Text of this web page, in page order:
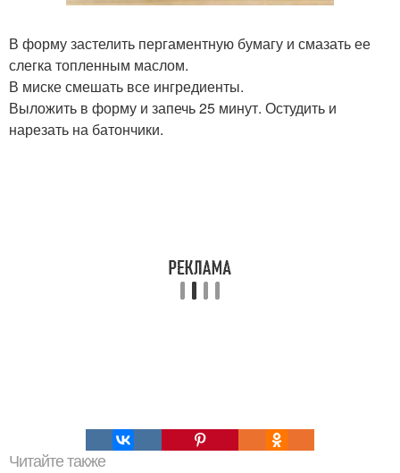
В форму застелить пергаментную бумагу и смазать ее
слегка топленным маслом.
В миске смешать все ингредиенты.
Выложить в форму и запечь 25 минут. Остудить и
нарезать на батончики.
Читайте также